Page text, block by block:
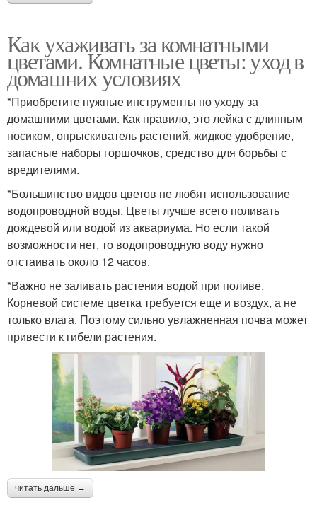
Как ухаживать за комнатными
цветами. Комнатные цветы: уход в
домашних условиях
*Приобретите нужные инструменты по уходу за
домашними цветами. Как правило, это лейка с длинным
носиком, опрыскиватель растений, жидкое удобрение,
запасные наборы горшочков, средство для борьбы с
вредителями.
*Большинство видов цветов не любят использование
водопроводной воды. Цветы лучше всего поливать
дождевой или водой из аквариума. Но если такой
возможности нет, то водопроводную воду нужно
отстаивать около 12 часов.
*Важно не заливать растения водой при поливе.
Корневой системе цветка требуется еще и воздух, а не
только влага. Поэтому сильно увлажненная почва может
привести к гибели растения.
читать дальше →